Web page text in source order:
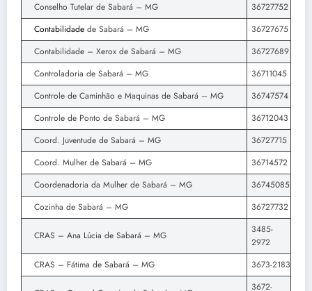
Conselho Tutelar de Sabará – MG
36727752
Contabilidade de Sabará – MG
36727675
Contabilidade – Xerox de Sabará – MG
36727689
Controladoria de Sabará – MG
36711045
Controle de Caminhão e Maquinas de Sabará – MG
36747574
Controle de Ponto de Sabará – MG
36712043
Coord. Juventude de Sabará – MG
36727715
Coord. Mulher de Sabará – MG
36714572
Coordenadoria da Mulher de Sabará – MG
36745085
Cozinha de Sabará – MG
36727732
CRAS – Ana Lúcia de Sabará – MG
3485-
2972
CRAS – Fátima de Sabará – MG
3673-2183
3672-